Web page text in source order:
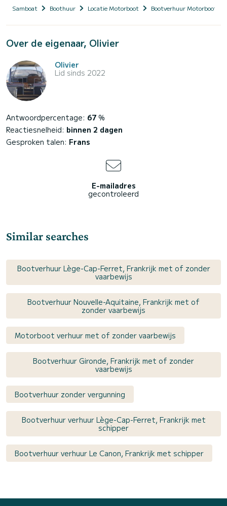
Samboat Boothuur Locatie Motorboot Bootverhuur Motorboot
Over de eigenaar, Olivier
Olivier
Lid sinds 2022
Antwoordpercentage: 67 %
Reactiesnelheid: binnen 2 dagen
Gesproken talen: Frans
E-mailadres
gecontroleerd
Similar searches
Bootverhuur Lège-Cap-Ferret, Frankrijk met of zonder
vaarbewijs
Bootverhuur Nouvelle-Aquitaine, Frankrijk met of
zonder vaarbewijs
Motorboot verhuur met of zonder vaarbewijs
Bootverhuur Gironde, Frankrijk met of zonder
vaarbewijs
Bootverhuur zonder vergunning
Bootverhuur verhuur Lège-Cap-Ferret, Frankrijk met
schipper
Bootverhuur verhuur Le Canon, Frankrijk met schipper